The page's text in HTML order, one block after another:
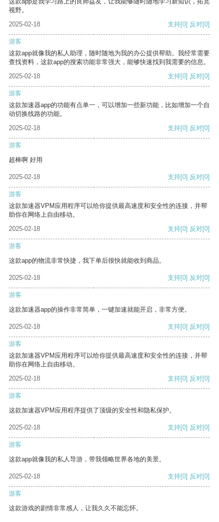
视野。
2025-02-18
支持[0] 反对[0]
游客
这款app就像我的私人助理，随时随地为我的办公提供帮助。我经常需要
查找资料，这款app的搜索功能非常强大，能够快速找到我需要的信息。
2025-02-18
支持[0] 反对[0]
游客
这款加速器app的功能有点单一，可以增加一些新功能，比如增加一个自
动切换线路的功能。
2025-02-18
支持[0] 反对[0]
游客
超棒啊 好用
2025-02-18 支持[0] 反对[0]
游客
这款加速器VPM应用程序可以给你提供最高速度和安全性的连接，并帮
助你在网络上自由移动。
2025-02-18
支持[0] 反对[0]
游客
这款app的物流非常快捷，我下单后很快就能收到商品。
2025-02-18 支持[0] 反对[0]
游客
这款加速器app的操作非常简单，一键加速就能开启，非常方便。
2025-02-18 支持[0] 反对[0]
游客
这款加速器VPM应用程序可以给你提供最高速度和安全性的连接，并帮
助你在网络上自由移动。
2025-02-18
支持[0] 反对[0]
游客
这款加速器VPM应用程序提供了顶级的安全性和隐私保护。
2025-02-18 支持[0] 反对[0]
游客
这款app就像我的私人导游，带我领略世界各地的美景。
2025-02-18 支持[0] 反对[0]
游客
这款游戏的剧情非常感人，让我久久不能忘怀。